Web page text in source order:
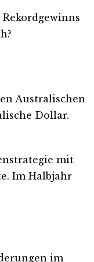
Australischen
Dollar.
mit
Im Halbjahr
im